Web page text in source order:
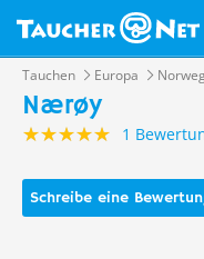
Tauchen Europa
Nærøy
1
Schreibe eine